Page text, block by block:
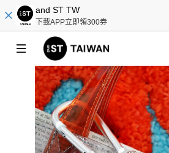
and ST TW
下載APP立即領300券